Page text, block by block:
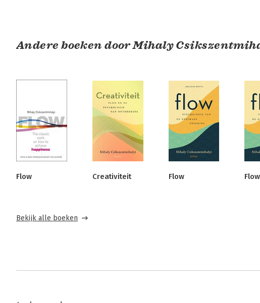
Andere boeken door Mihaly
Flow Creativiteit Flow Flow
Bekijk alle boeken